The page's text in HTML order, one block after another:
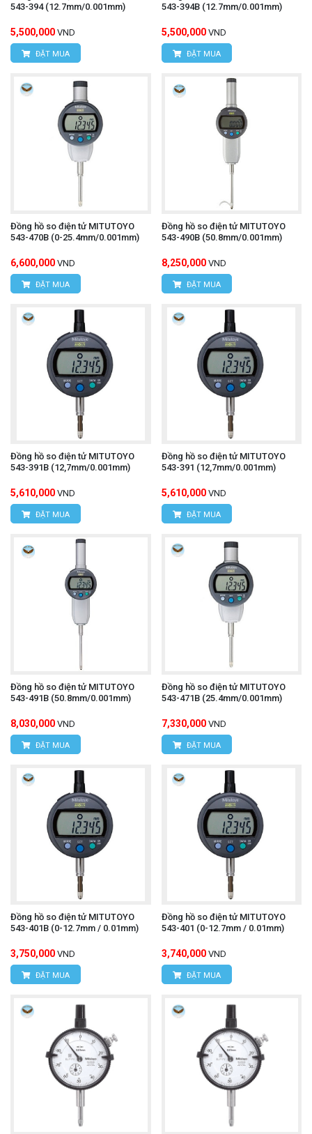
543-394 (12.7mm/0.001mm)
5,500,000 VND
ĐẶT MUA
543-394B (12.7mm/0.001mm)
5,500,000 VND
ĐẶT MUA
Đồng hồ so điện tử MITUTOYO
543-470B (0-25.4mm/0.001mm)
6,600,000 VND
ĐẶT MUA
Đồng hồ so điện tử MITUTOYO
543-490B (50.8mm/0.001mm)
8,250,000 VND
ĐẶT MUA
Đồng hồ so điện tử MITUTOYO
543-391B (12,7mm/0.001mm)
5,610,000 VND
ĐẶT MUA
Đồng hồ so điện tử MITUTOYO
543-391 (12,7mm/0.001mm)
5,610,000 VND
ĐẶT MUA
Đồng hồ so điện tử MITUTOYO
543-491B (50.8mm/0.001mm)
8,030,000 VND
ĐẶT MUA
Đồng hồ so điện tử MITUTOYO
543-471B (25.4mm/0.001mm)
7,330,000 VND
ĐẶT MUA
Đồng hồ so điện tử MITUTOYO
543-401B (0-12.7mm / 0.01mm)
3,750,000 VND
ĐẶT MUA
Đồng hồ so điện tử MITUTOYO
543-401 (0-12.7mm / 0.01mm)
3,740,000 VND
ĐẶT MUA